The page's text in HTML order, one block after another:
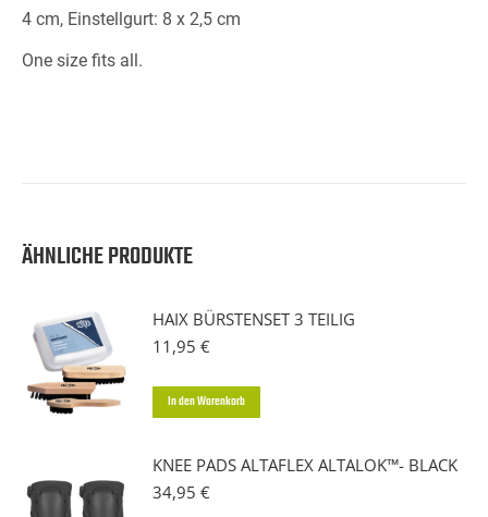
4 cm, Einstellgurt: 8 x 2,5 cm
One size fits all.
ÄHNLICHE PRODUKTE
HAIX BÜRSTENSET 3 TEILIG
11,95 €
In den Warenkorb
KNEE PADS ALTAFLEX ALTALOK™- BLACK
34,95 €